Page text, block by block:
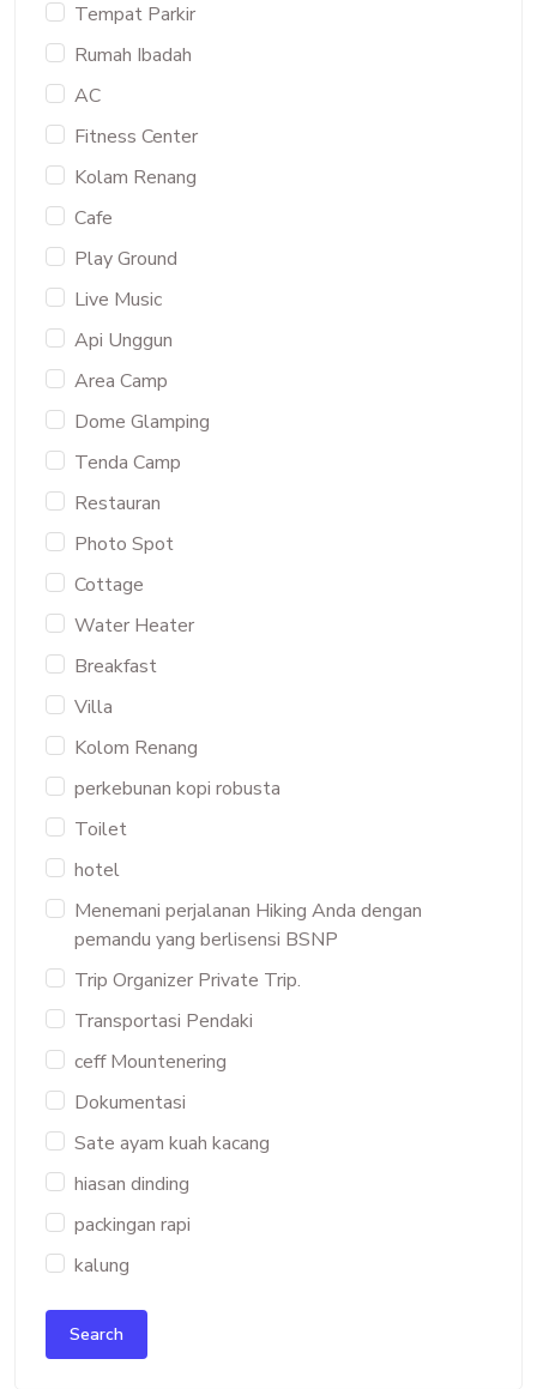
Tempat Parkir
Rumah Ibadah
AC
Fitness Center
Kolam Renang
Cafe
Play Ground
Live Music
Api Unggun
Area Camp
Dome Glamping
Tenda Camp
Restauran
Photo Spot
Cottage
Water Heater
Breakfast
Villa
Kolom Renang
perkebunan kopi robusta
Toilet
hotel
Menemani perjalanan Hiking Anda dengan
pemandu yang berlisensi BSNP
Trip Organizer Private Trip.
Transportasi Pendaki
ceff Mountenering
Dokumentasi
Sate ayam kuah kacang
hiasan dinding
packingan rapi
kalung
Search